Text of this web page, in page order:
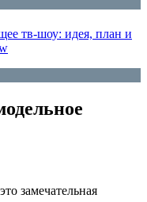
тв-шоу: идея, план и
замечательная